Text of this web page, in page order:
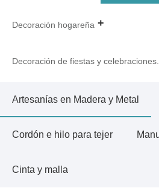
Decoración hogareña
Decoración de fiestas y celebraciones.
Artesanías en Madera y Metal
Cordón e hilo para tejer
Cinta y malla